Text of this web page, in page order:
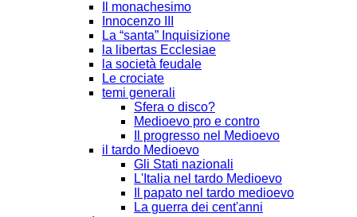
Il monachesimo
Innocenzo III
La “santa” Inquisizione
la libertas Ecclesiae
la società feudale
Le crociate
temi generali
Sfera o disco?
Medioevo pro e contro
Il progresso nel Medioevo
il tardo Medioevo
Gli Stati nazionali
L'Italia nel tardo Medioevo
Il papato nel tardo medioevo
La guerra dei cent'anni